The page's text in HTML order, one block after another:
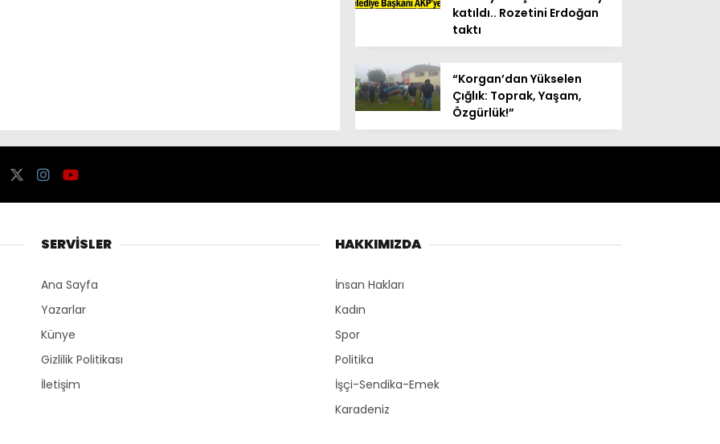
katıldı.. Rozetini Erdoğan
taktı
“Korgan’dan Yükselen
Çığlık: Toprak, Yaşam,
Özgürlük!”
SERVİSLER
Ana Sayfa
Yazarlar
Künye
Gizlilik Politikası
İletişim
HAKKIMIZDA
İnsan Hakları
Kadın
Spor
Politika
İşçi-Sendika-Emek
Karadeniz